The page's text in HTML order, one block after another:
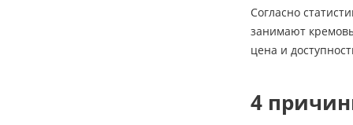
Согласно
занимают
цена и
4